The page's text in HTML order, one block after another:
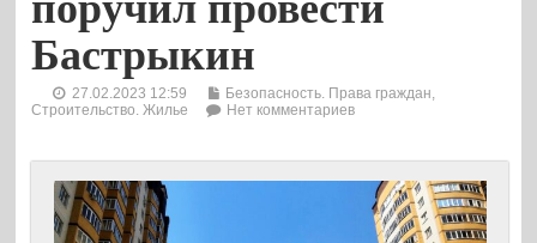
Бастрыкин
27.02.2023 12:59 Безопасность. Права граждан
Строительство. Жилье
Нет комментариев